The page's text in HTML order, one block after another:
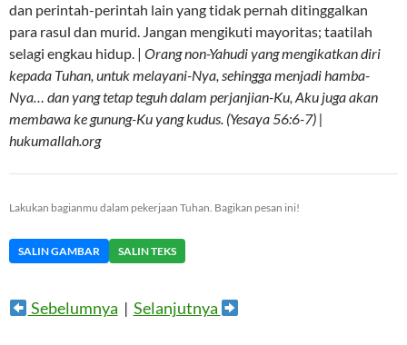
dan perintah-perintah lain yang tidak pernah ditinggalkan
para rasul dan murid. Jangan mengikuti mayoritas; taatilah
selagi engkau hidup. | Orang non-Yahudi yang mengikatkan diri
kepada Tuhan, untuk melayani-Nya, sehingga menjadi hamba-
Nya… dan yang tetap teguh dalam perjanjian-Ku, Aku juga akan
membawa ke gunung-Ku yang kudus. (Yesaya 56:6-7) |
hukumallah.org
Lakukan bagianmu dalam pekerjaan Tuhan. Bagikan pesan ini!
SALIN GAMBAR SALIN TEKS
Sebelumnya | Selanjutnya